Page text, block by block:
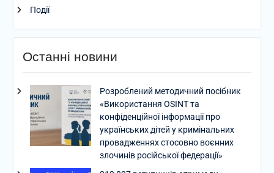
Події
Останні новини
Розроблений методичний посібник
«Використання OSINT та
конфіденційної інформації про
українських дітей у кримінальних
провадженнях стосовно воєнних
злочинів російської федерації»